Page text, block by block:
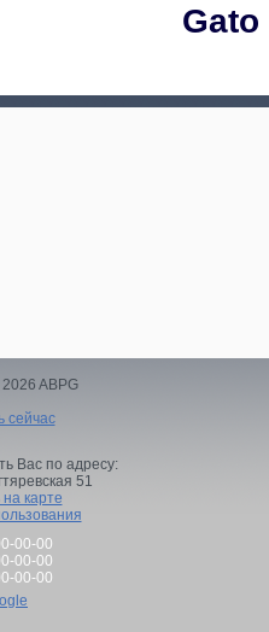
Gato
ABPG
сейчас
Вас по адресу:
51
карте
00-00
00-00
00-00